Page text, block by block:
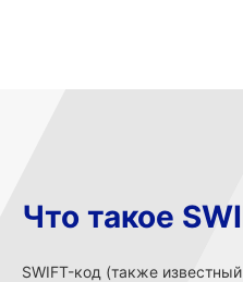
Что такое
SWIFT-код (также